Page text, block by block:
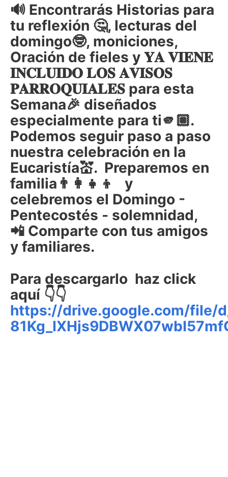
🔊 Encontrarás Historias para
tu reflexión 🤔, lecturas del
domingo🤓, moniciones,
Oración de fieles y 𝐘𝐀 𝐕𝚰𝐄𝐍𝐄
𝚰𝐍𝐂𝐋𝐔𝚰𝐃𝐎 𝐋𝐎𝐒 𝐀𝐕𝚰𝐒𝐎𝐒
𝐏𝐀𝐑𝐑𝐎𝐐𝐔𝚰𝐀𝐋𝐄𝐒 para esta
Semana🎉 diseñados
especialmente para ti🫵🏼.
Podemos seguir paso a paso
nuestra celebración en la
Eucaristía💒. Preparemos en
familia👨‍👩‍👧‍👦 y
celebremos el Domingo -
Pentecostés - solemnidad,
📲 Comparte con tus amigos
y familiares.
Para descargarlo haz click
aquí 👇👇
https://drive.google.com/file/